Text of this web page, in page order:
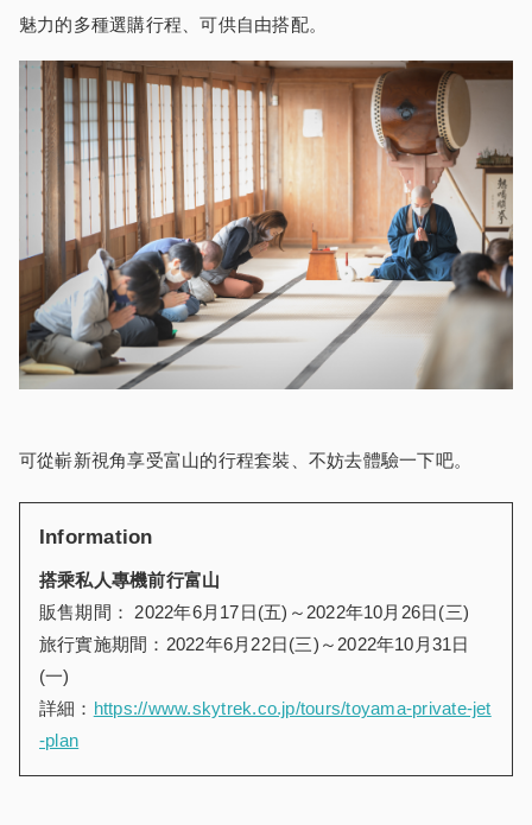
魅力的多種選購行程、可供自由搭配。
可從嶄新視角享受富山的行程套裝、不妨去體驗一下吧。
Information
搭乘私人專機前行富山
販售期間： 2022年6月17日(五)～2022年10月26日(三)
旅行實施期間：2022年6月22日(三)～2022年10月31日
(一)
詳細： https://www.skytrek.co.jp/tours/toyama-private-jet
-plan